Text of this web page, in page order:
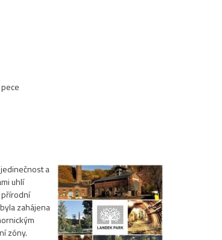
a
uhlí
přírodní
zahájena
zóny.